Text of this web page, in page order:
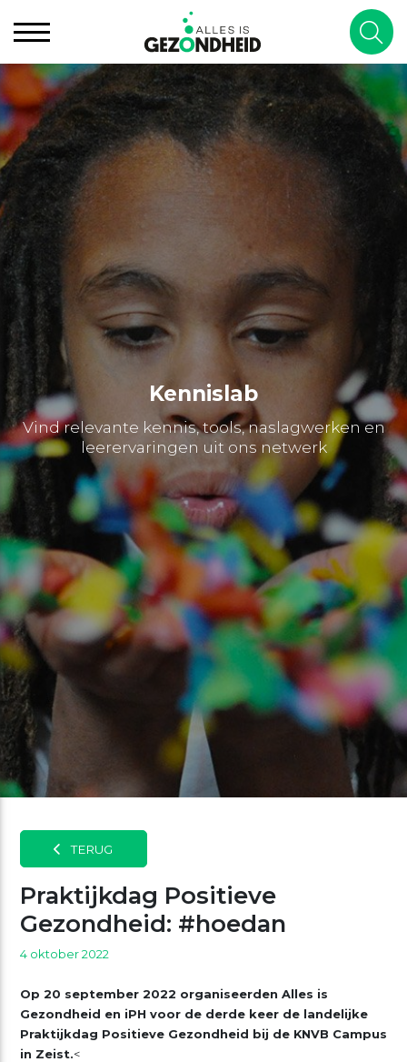
Kennislab
Vind relevante kennis, tools, naslagwerken en
leerervaringen uit ons netwerk
TERUG
Praktijkdag Positieve
Gezondheid: #hoedan
4 oktober 2022
Op 20 september 2022 organiseerden Alles is
Gezondheid en iPH voor de derde keer de landelijke
Praktijkdag Positieve Gezondheid bij de KNVB Campus
in Zeist.<